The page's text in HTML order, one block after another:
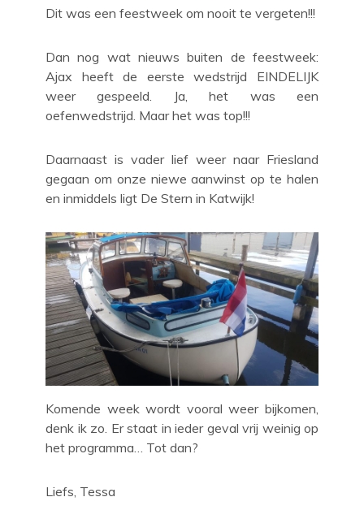
Dit was een feestweek om nooit te vergeten!!!
Dan nog wat nieuws buiten de feestweek:
Ajax heeft de eerste wedstrijd EINDELIJK
weer gespeeld. Ja, het was een
oefenwedstrijd. Maar het was top!!!
Daarnaast is vader lief weer naar Friesland
gegaan om onze niewe aanwinst op te halen
en inmiddels ligt De Stern in Katwijk!
Komende week wordt vooral weer bijkomen,
denk ik zo. Er staat in ieder geval vrij weinig op
het programma… Tot dan?
Liefs, Tessa